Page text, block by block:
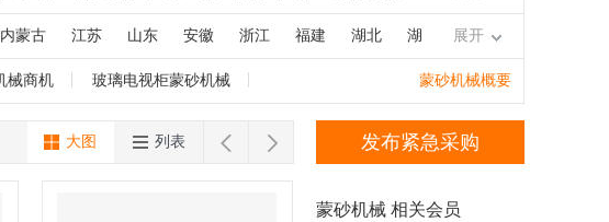
玻璃清洗机 干燥机 玻璃喷砂机 玻璃刻花机 抛光
械 热压机 钻孔套料机 分子筛灌装机 辊压
刻绘机 磨砂
玻璃打孔机 玻璃丝印
内蒙古 江苏 山东 安徽 浙江 福建 湖北 湖
宁夏 新疆 台湾 香港
展开
械商机 玻璃电视柜蒙砂机械 蒙砂机械概要
 
大图 列表 发布紧急采购
蒙砂机械 相关会员